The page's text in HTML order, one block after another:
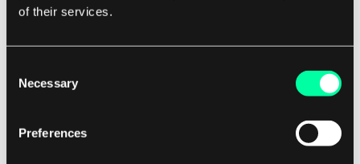
of their services.
Selection
Necessary
Preferences
Wissen über Maschinenlernalgorithmen,
Zusammenfassend lässt sich sagen, dass sowohl
der Welt der Softwareentwicklung und -